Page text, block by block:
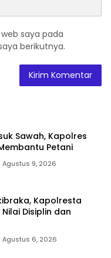
saya pada
berikutnya.
Sawah, Kapolres
Petani
Agustus 9, 2026
Kapolresta
Disiplin dan
Agustus 6, 2026